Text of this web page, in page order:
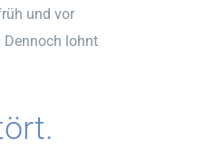
und vor
Dennoch lohnt